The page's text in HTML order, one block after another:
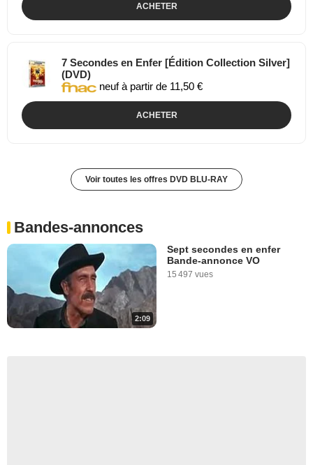
ACHETER
7 Secondes en Enfer [Édition Collection Silver]
(DVD)
neuf à partir de 11,50 €
ACHETER
Voir toutes les offres DVD BLU-RAY
Bandes-annonces
2:09
Sept secondes en enfer
Bande-annonce VO
15 497 vues